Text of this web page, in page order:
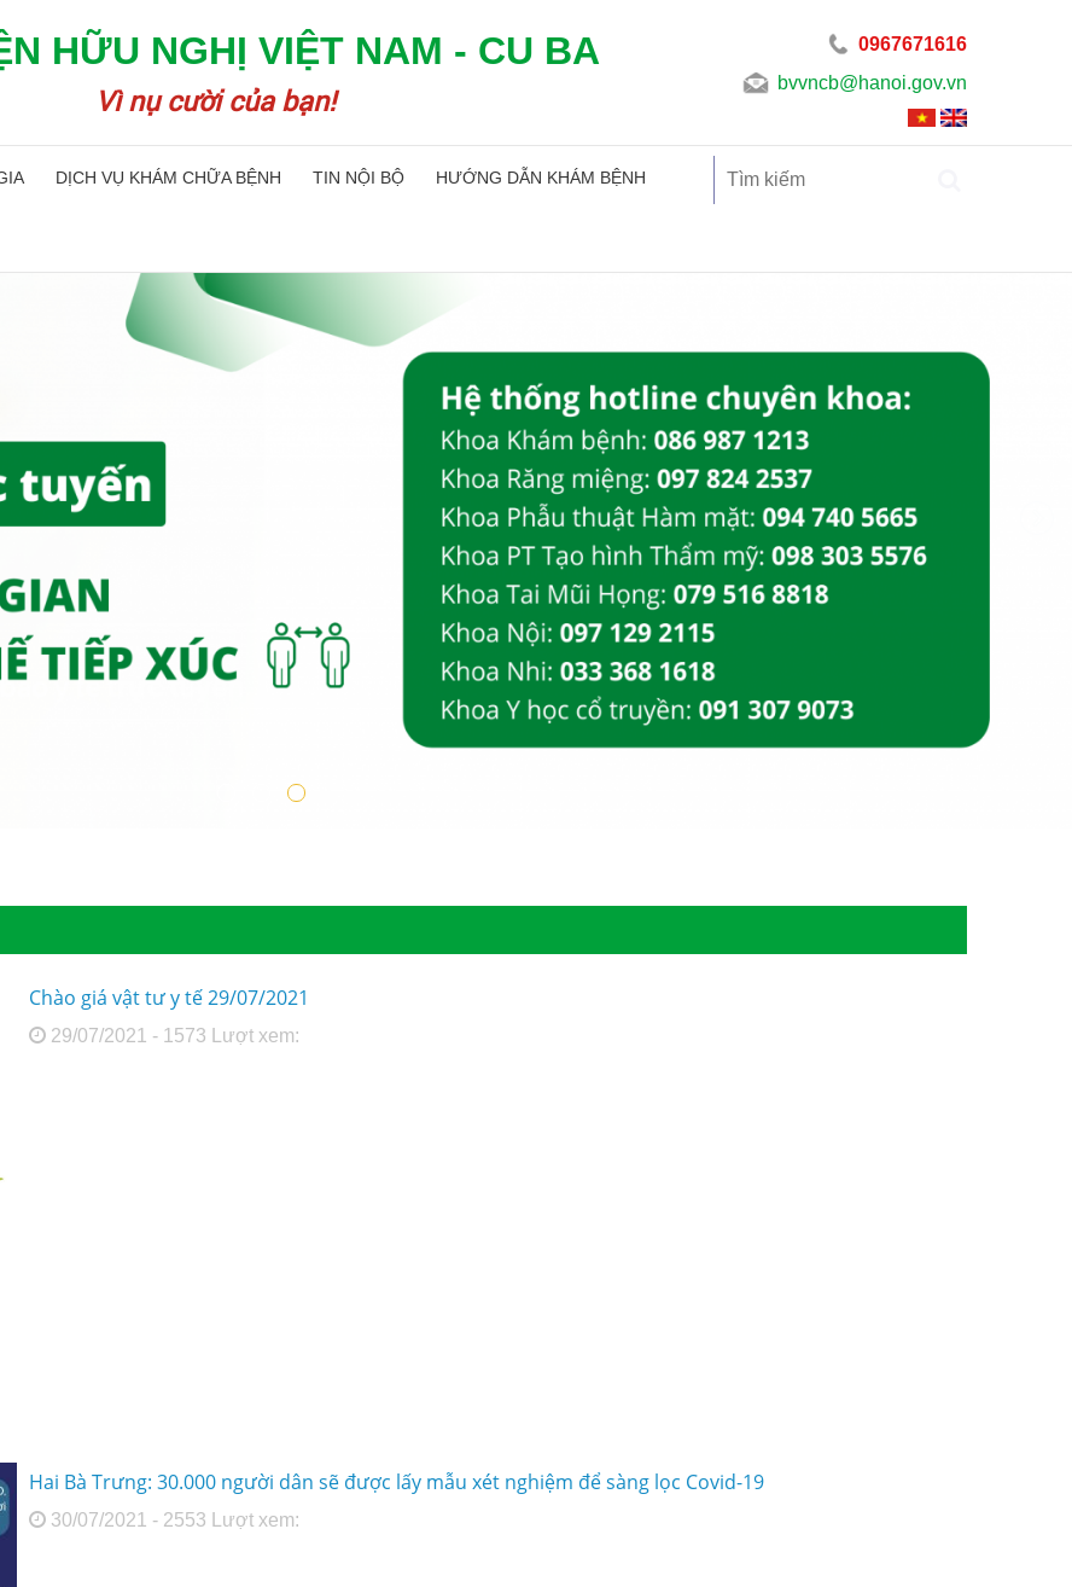
HỮU NGHỊ VIỆT NAM - CU BA
Vì nụ cười của bạn!
0967671616
bvvncb@hanoi.gov.vn
DỊCH VỤ KHÁM CHỮA BỆNH TIN NỘI BỘ HƯỚNG DẪN KHÁM BỆNH
Chào giá vật tư y tế 29/07/2021
29/07/2021 - 1573 Lượt xem:
Hai Bà Trưng: 30.000 người dân sẽ được lấy mẫu xét nghiệm để sàng lọc Covid-19
30/07/2021 - 2553 Lượt xem: